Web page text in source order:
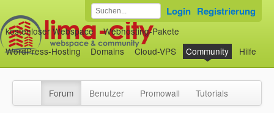
kostenloser Webspace
Webhosting-Pakete
WordPress-Hosting
Domains Cloud-VPS Community Hilfe
Login Registrierung
Forum Benutzer Promowall Tutorials